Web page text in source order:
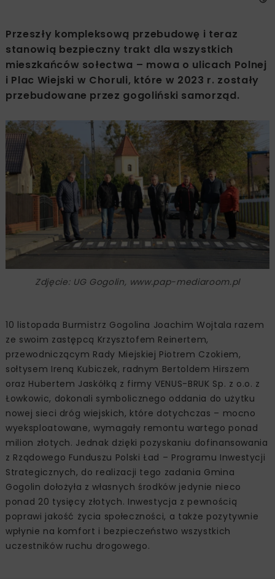
Przeszły kompleksową przebudowę i teraz
stanowią bezpieczny trakt dla wszystkich
mieszkańców sołectwa – mowa o ulicach Polnej
i Plac Wiejski w Choruli, które w 2023 r. zostały
przebudowane przez gogoliński samorząd.
Zdjęcie: UG Gogolin, www.pap-mediaroom.pl
10 listopada Burmistrz Gogolina Joachim Wojtala razem
ze swoim zastępcą Krzysztofem Reinertem,
przewodniczącym Rady Miejskiej Piotrem Czokiem,
sołtysem Ireną Kubiczek, radnym Bertoldem Hirszem
oraz Hubertem Jaskółką z firmy VENUS-BRUK Sp. z o.o. z
Łowkowic, dokonali symbolicznego oddania do użytku
nowej sieci dróg wiejskich, które dotychczas – mocno
wyeksploatowane, wymagały remontu wartego ponad
milion złotych. Jednak dzięki pozyskaniu dofinansowania
z Rządowego Funduszu Polski Ład – Programu Inwestycji
Strategicznych, do realizacji tego zadania Gmina
Gogolin dołożyła z własnych środków jedynie nieco
ponad 20 tysięcy złotych. Inwestycja z pewnością
poprawi jakość życia społeczności, a także pozytywnie
wpłynie na komfort i bezpieczeństwo wszystkich
uczestników ruchu drogowego.